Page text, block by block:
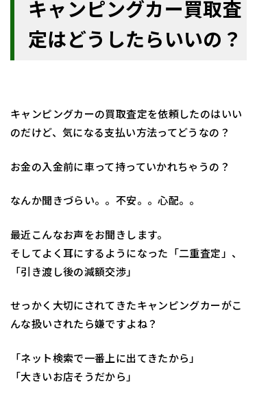
キャンピングカー買取査
定はどうしたらいいの？
キャンピングカーの買取査定を依頼したのはいい
のだけど、気になる支払い方法ってどうなの？
お金の入金前に車って持っていかれちゃうの？
なんか聞きづらい。。不安。。心配。。
最近こんなお声をお聞きします。
そしてよく耳にするようになった「二重査定」、
「引き渡し後の減額交渉」
せっかく大切にされてきたキャンピングカーがこ
んな扱いされたら嫌ですよね？
「ネット検索で一番上に出てきたから」
「大きいお店そうだから」